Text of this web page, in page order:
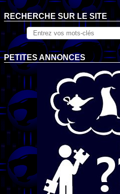
RECHERCHE SUR LE SITE
PETITES ANNONCES